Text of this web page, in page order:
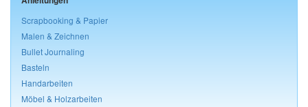
Scrapbooking & Papier
Malen & Zeichnen
Bullet Journaling
Basteln
Handarbeiten
Möbel & Holzarbeiten